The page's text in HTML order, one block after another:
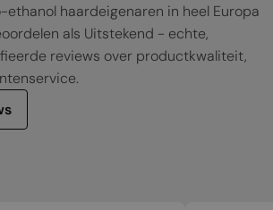
haardeigenaren in heel Europa
als Uitstekend - echte,
reviews over productkwaliteit,